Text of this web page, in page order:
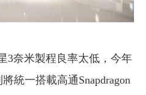
3奈米製程良率太低，今年
統一搭載高通Snapdragon